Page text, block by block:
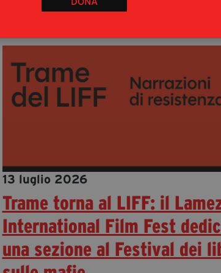
13 luglio 2026
Trame torna al LIFF: il
International Film Fest
una sezione al Festival dei